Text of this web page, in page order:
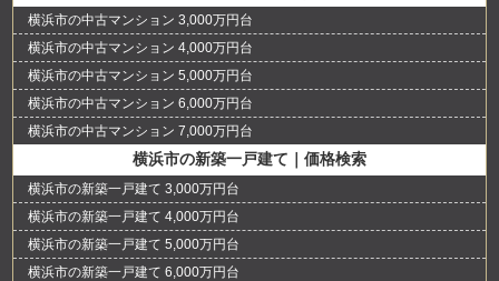
横浜市の中古マンション 3,000万円台
横浜市の中古マンション 4,000万円台
横浜市の中古マンション 5,000万円台
横浜市の中古マンション 6,000万円台
横浜市の中古マンション 7,000万円台
横浜市の新築一戸建て｜価格検索
横浜市の新築一戸建て 3,000万円台
横浜市の新築一戸建て 4,000万円台
横浜市の新築一戸建て 5,000万円台
横浜市の新築一戸建て 6,000万円台